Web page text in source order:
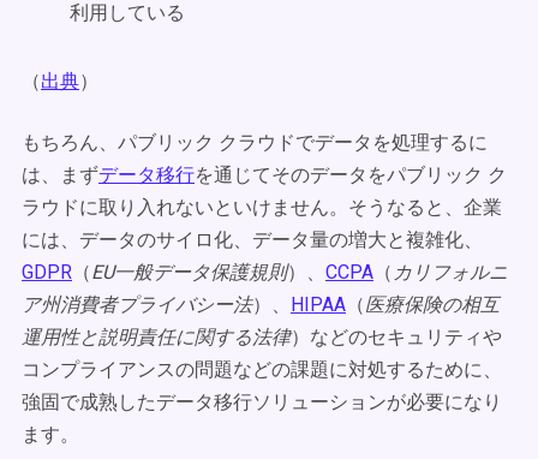
利用している
（出典）
もちろん、パブリック クラウドでデータを処理するに
は、まずデータ移行を通じてそのデータをパブリック ク
ラウドに取り入れないといけません。そうなると、企業
には、データのサイロ化、データ量の増大と複雑化、
GDPR （EU一般データ保護規則）、 CCPA （ カリフォルニ
ア州消費者プライバシー法）、 HIPAA （医療保険の相互
運用性と説明責任に関する法律）などのセキュリティや
コンプライアンスの問題などの課題に対処するために、
強固で成熟したデータ移行ソリューションが必要になり
ます。